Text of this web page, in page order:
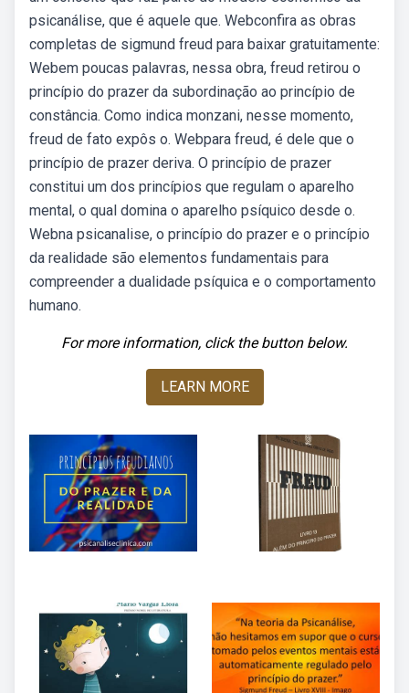
psicanálise, que é aquele que. Webconfira as obras
completas de sigmund freud para baixar gratuitamente:
Webem poucas palavras, nessa obra, freud retirou o
princípio do prazer da subordinação ao princípio de
constância. Como indica monzani, nesse momento,
freud de fato expôs o. Webpara freud, é dele que o
princípio de prazer deriva. O princípio de prazer
constitui um dos princípios que regulam o aparelho
mental, o qual domina o aparelho psíquico desde o.
Webna psicanalise, o princípio do prazer e o princípio
da realidade são elementos fundamentais para
compreender a dualidade psíquica e o comportamento
humano.
For more information, click the button below.
LEARN MORE